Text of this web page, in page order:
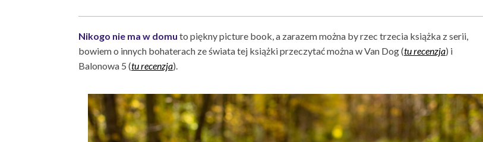
Nikogo nie ma w domu to piękny picture book, a zarazem można by rzec trzecia książka z serii,
bowiem o innych bohaterach ze świata tej książki przeczytać można w Van Dog (tu recenzja) i
Balonowa 5 (tu recenzja).